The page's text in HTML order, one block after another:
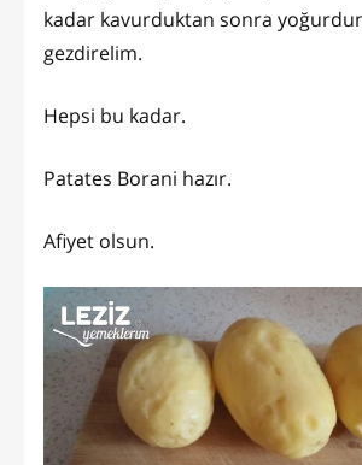
kadar kavurduktan sonra
gezdirelim.
Hepsi bu kadar.
Patates Borani hazır.
Afiyet olsun.